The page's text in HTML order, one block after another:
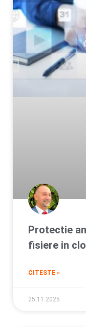
Protectie
fisiere in
CITESTE »
25.11.2025